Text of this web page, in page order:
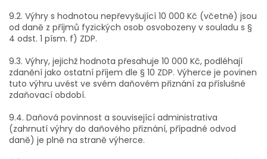
9.2. Výhry s hodnotou nepřevyšující 10 000 Kč (včetně) jsou
od daně z příjmů fyzických osob osvobozeny v souladu s §
4 odst. 1 písm. f) ZDP.
9.3. Výhry, jejichž hodnota přesahuje 10 000 Kč, podléhají
zdanění jako ostatní příjem dle § 10 ZDP. Výherce je povinen
tuto výhru uvést ve svém daňovém přiznání za příslušné
zdaňovací období.
9.4. Daňová povinnost a související administrativa
(zahrnutí výhry do daňového přiznání, případné odvod
daně) je plně na straně výherce.